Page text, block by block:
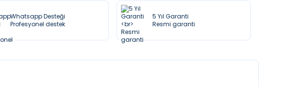
Whatsapp Desteği
Profesyonel destek
5 Yıl Garanti
Resmi garanti